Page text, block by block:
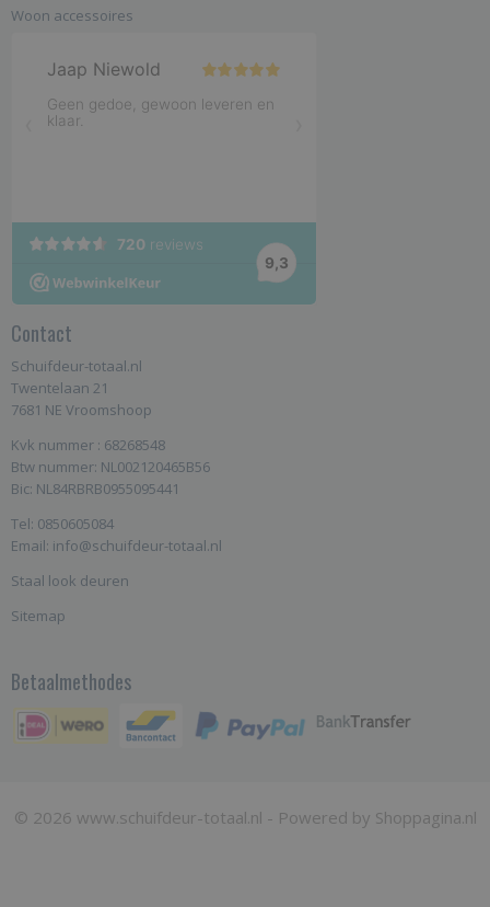
Woon accessoires
Contact
Schuifdeur-totaal.nl
Twentelaan 21
7681 NE Vroomshoop
Kvk nummer : 68268548
Btw nummer: NL002120465B56
Bic: NL84RBRB0955095441
Tel: 0850605084
Email: info@schuifdeur-totaal.nl
Staal look deuren
Sitemap
Betaalmethodes
© 2026 www.schuifdeur-totaal.nl - Powered by Shoppagina.nl